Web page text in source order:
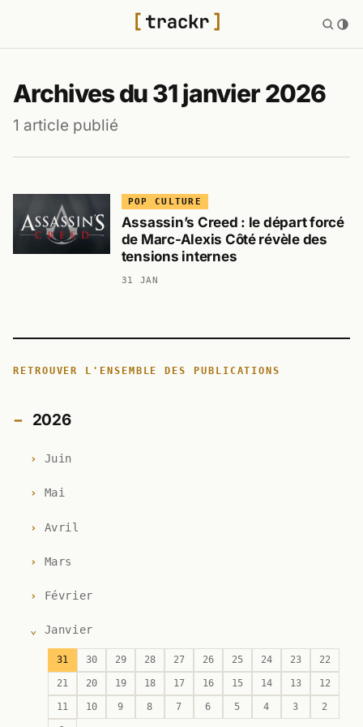
Archives du 31 janvier 2026
1 article publié
POP CULTURE
Assassin’s Creed : le départ forcé
de Marc-Alexis Côté révèle des
tensions internes
31 JAN
RETROUVER L'ENSEMBLE DES PUBLICATIONS
2026
Juin
Mai
Avril
Mars
Février
Janvier
31 30 29 28 27 26 25 24 23 22
21 20 19 18 17 16 15 14 13 12
11 10 9 8 7 6 5 4 3 2